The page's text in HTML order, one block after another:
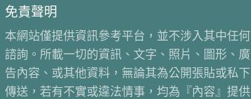
免責聲明
本網站僅提供資訊參考平台，並不涉入其中任何
諮詢。所載一切的資訊、文字、照片、圖形、廣
告內容、或其他資料，無論其為公開張貼或私下
傳送，若有不實或違法情事，均為『內容』提供